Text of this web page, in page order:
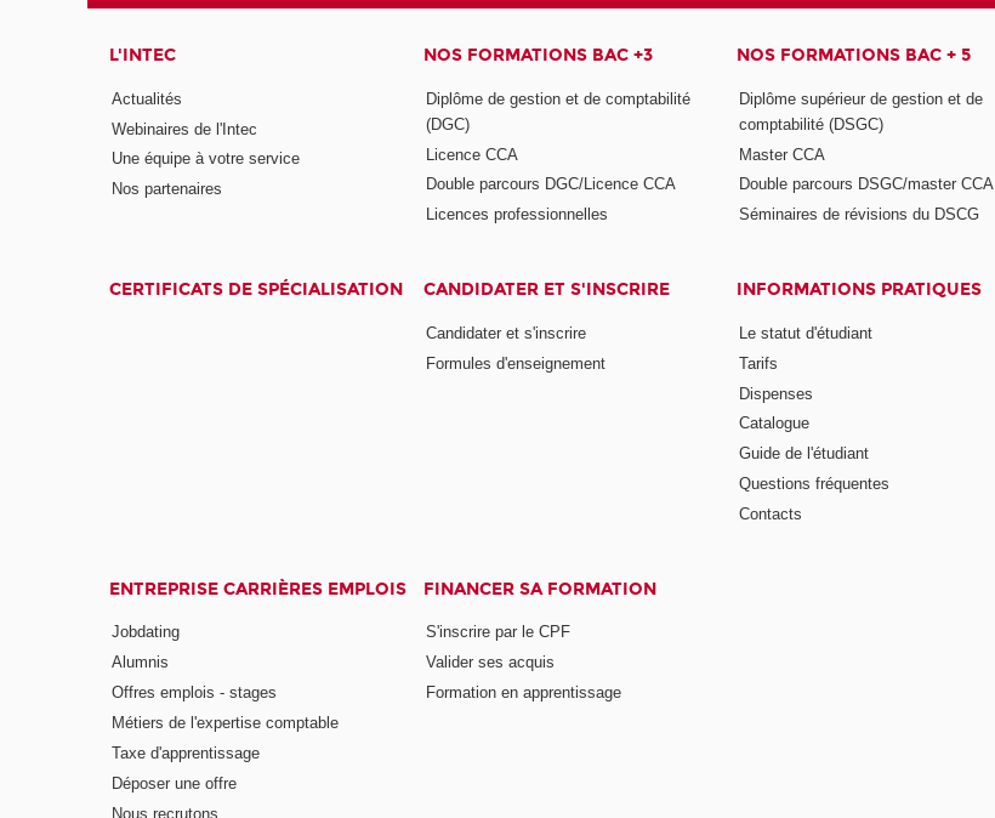
L'INTEC
Actualités
Webinaires de l'Intec
Une équipe à votre service
Nos partenaires
NOS FORMATIONS BAC +3
Diplôme de gestion et de comptabilité
(DGC)
Licence CCA
Double parcours DGC/Licence CCA
Licences professionnelles
NOS FORMATIONS BAC + 5
Diplôme supérieur de gestion et de
comptabilité (DSGC)
Master CCA
Double parcours DSGC/master CCA
Séminaires de révisions du DSCG
CERTIFICATS DE SPÉCIALISATION CANDIDATER ET S'INSCRIRE
Candidater et s'inscrire
Formules d'enseignement
INFORMATIONS PRATIQUES
Le statut d'étudiant
Tarifs
Dispenses
Catalogue
Guide de l'étudiant
Questions fréquentes
Contacts
ENTREPRISE CARRIÈRES EMPLOIS
Jobdating
Alumnis
Offres emplois - stages
Métiers de l'expertise comptable
Taxe d'apprentissage
Déposer une offre
Nous recrutons
FINANCER SA FORMATION
S'inscrire par le CPF
Valider ses acquis
Formation en apprentissage